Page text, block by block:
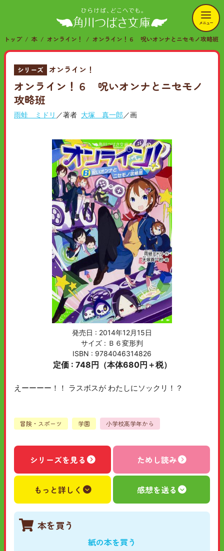
メニュー
トップ 本 オンライン！ オンライン！６ 呪いオンナとニセモノ攻略班
シリーズ オンライン！
オンライン！６ 呪いオンナとニセモノ
攻略班
雨蛙 ミドリ ／著者 大塚 真一郎 ／画
発売日 : 2014年12月15日
サイズ : Ｂ６変形判
ISBN : 9784046314826
定価 : 748円（本体680円＋税）
えーーーー！！ ラスボスが わたしにソックリ！？
冒険・スポーツ 学園 小学校高学年から
シリーズを見る ためし読み
もっと詳しく 感想を送る
本を買う
紙の本を買う